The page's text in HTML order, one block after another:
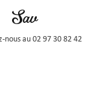
Sav
nous au 02 97 30 82 42